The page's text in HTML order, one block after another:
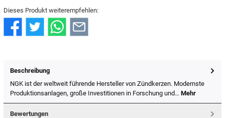
Dieses Produkt weiterempfehlen:
Beschreibung
NGK ist der weltweit führende Hersteller von Zündkerzen. Modernste
Produktionsanlagen, große Investitionen in Forschung und… Mehr
Bewertungen